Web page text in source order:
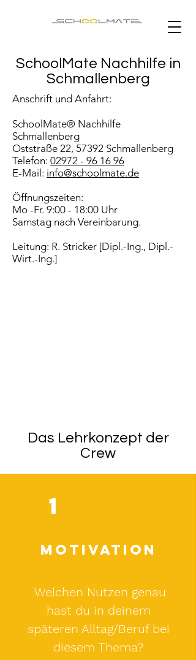
SchoolMate Nachhilfe in
Schmallenberg
Anschrift und Anfahrt:
SchoolMate® Nachhilfe
Schmallenberg
Oststraße 22, 57392 Schmallenberg
Telefon: 02972 - 96 16 96
E-Mail: info@schoolmate.de
Öffnungszeiten:
Mo -Fr. 9:00 - 18:00 Uhr
Samstag nach Vereinbarung.
Leitung: R. Stricker [Dipl.-Ing., Dipl.-
Wirt.-Ing.]
Das Lehrkonzept der
Crew
1
Motivation
Welchen Nutzen genau
hast du in deinem
späteren Alltag/Beruf bei
diesem Thema?